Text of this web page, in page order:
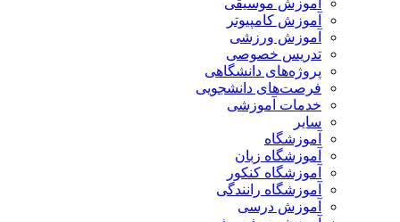
آموزش موسیقی
آموزش کامپیوتر
آموزش ورزشی
تدریس خصوصی
پروژه‌های دانشگاهی
فرصت‌های دانشجویی
خدمات آموزشی
سایر
آموزشگاه
آموزشگاه زبان
آموزشگاه کنکور
آموزشگاه رانندگی
آموزش درسی